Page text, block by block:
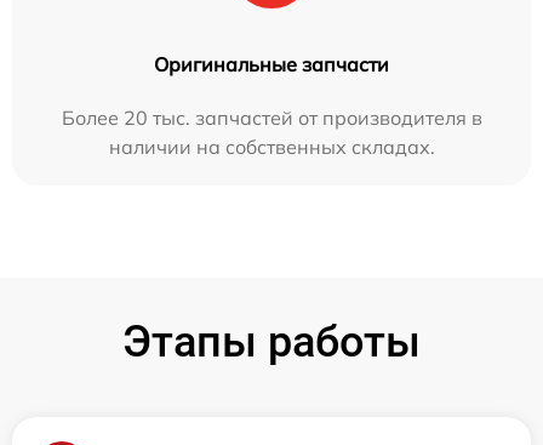
Оригинальные запчасти
Более 20 тыс. запчастей от производителя в
наличии на собственных складах.
Этапы работы